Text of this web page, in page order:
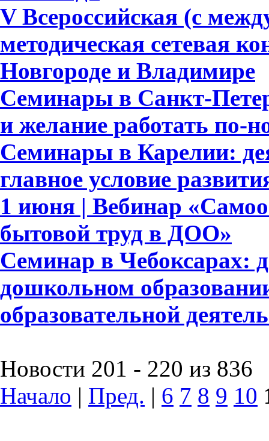
V Всероссийская (с
методическая сетевая
Новгороде и Владимире
Семинары в Санкт-
и желание работать по-
Семинары в Карелии:
главное условие
1 июня | Вебинар
бытовой труд в ДОО»
Семинар в Чебоксарах:
дошкольном
образовательной
Новости 201 - 220 из 836
Начало | Пред. | 6 7 8 9 10